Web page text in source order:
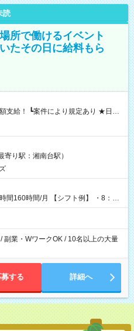
読
所で働けるイベント
たその日に給料もら
たその日に現金GET♪ お仕事後はコ
せます！ 【試用期間】試
り駅：湘南台駅）
【シフト例】 ・8：00
副業・WワークOK / 10名以上の大量
募する 詳細へ